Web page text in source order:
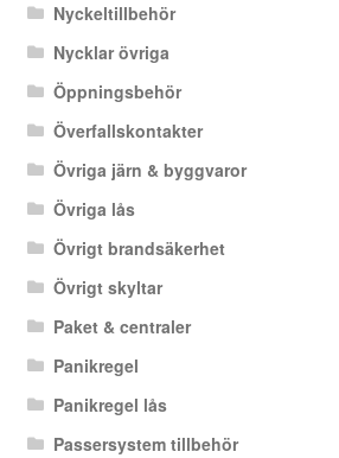
Nyckeltillbehör
Nycklar övriga
Öppningsbehör
Överfallskontakter
Övriga järn & byggvaror
Övriga lås
Övrigt brandsäkerhet
Övrigt skyltar
Paket & centraler
Panikregel
Panikregel lås
Passersystem tillbehör